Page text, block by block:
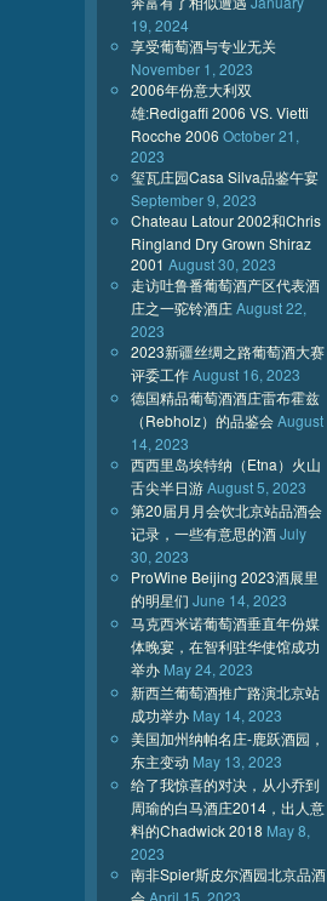
19, 2024
享受葡萄酒与专业无关
November 1, 2023
2006年份意大利双
雄:Redigaffi 2006 VS. Vietti
Rocche 2006 October 21,
2023
玺瓦庄园Casa Silva品鉴午宴
September 9, 2023
Chateau Latour 2002和Chris
Ringland Dry Grown Shiraz
2001 August 30, 2023
走访吐鲁番葡萄酒产区代表酒
庄之一驼铃酒庄August 22,
2023
2023新疆丝绸之路葡萄酒大赛
评委工作August 16, 2023
德国精品葡萄酒酒庄雷布霍兹
（Rebholz）的品鉴会August
14, 2023
西西里岛埃特纳（Etna）火山
舌尖半日游August 5, 2023
第20届月月会饮北京站品酒会
记录，一些有意思的酒July
30, 2023
ProWine Beijing 2023酒展里
的明星们 June 14, 2023
马克西米诺葡萄酒垂直年份媒
体晚宴，在智利驻华使馆成功
举办 May 24, 2023
新西兰葡萄酒推广路演北京站
成功举办 May 14, 2023
美国加州纳帕名庄-鹿跃酒园，
东主变动 May 13, 2023
给了我惊喜的对决，从小乔到
周瑜的白马酒庄2014，出人意
料的Chadwick 2018 May 8,
2023
南非Spier斯皮尔酒园北京品酒
会April 15, 2023